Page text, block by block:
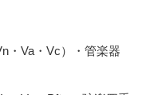
・Va・Vc）・管楽器